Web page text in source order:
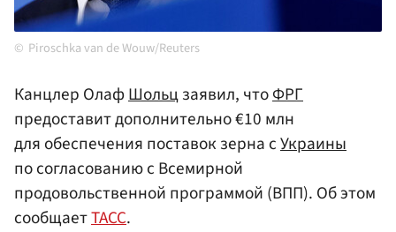
Piroschka van de Wouw/Reuters
Канцлер ОлафШольцзаявил, чтоФРГ
предоставит дополнительно €10 млн
для обеспечения поставок зерна сУкраины
по согласованию с Всемирной
продовольственной программой (ВПП). Об этом
сообщаетТАСС.